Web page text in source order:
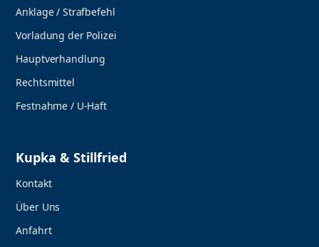
Anklage / Strafbefehl
Vorladung der Polizei
Hauptverhandlung
Rechtsmittel
Festnahme / U-Haft
Kupka & Stillfried
Kontakt
Über Uns
Anfahrt